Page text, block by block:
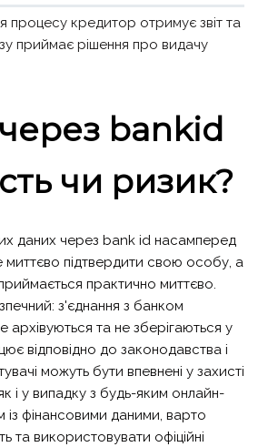
процесу кредитор отримує звіт та
приймає рішення про видачу
bankid
чи ризик?
даних через bank id насамперед
миттєво підтвердити свою особу, а
практично миттєво.
з'єднання з банком
архівуються та не зберігаються у
відповідно до законодавства і
можуть бути впевнені у захисті
і у випадку з будь-яким онлайн-
із фінансовими даними, варто
та використовувати офіційні